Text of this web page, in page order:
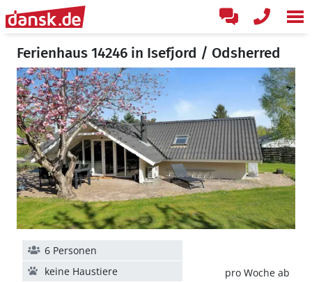
Ferienhaus 14246 in Isefjord / Odsherred
pro Woche ab
6 Personen
keine Haustiere